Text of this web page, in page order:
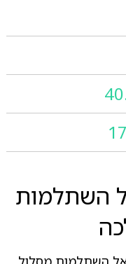
השתלמות